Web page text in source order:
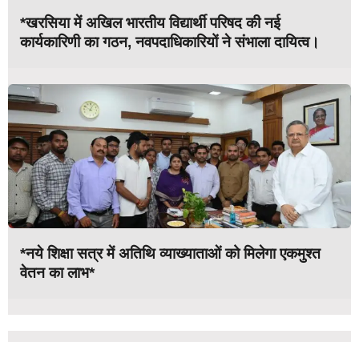
*खरसिया में अखिल भारतीय विद्यार्थी परिषद की नई
कार्यकारिणी का गठन, नवपदाधिकारियों ने संभाला दायित्व।
*नये शिक्षा सत्र में अतिथि व्याख्याताओं को मिलेगा एकमुश्त
वेतन का लाभ*